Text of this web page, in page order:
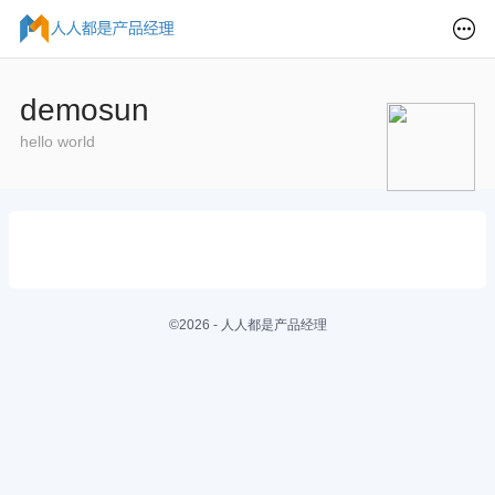
demosun
hello world
©2026 - 人人都是产品经理